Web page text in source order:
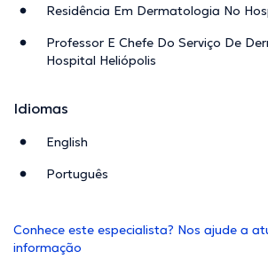
Residência Em Dermatologia No
Professor E Chefe Do Serviço De
Hospital Heliópolis
Idiomas
English
Português
Conhece este especialista? Nos ajude a
informação